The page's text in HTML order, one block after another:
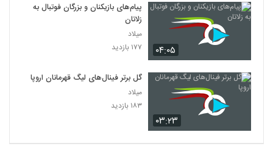
۰۴:۰۵
پیام‌های بازیکنان و بزرگان فوتبال به
زلاتان
میلاد
۱۷۷ بازدید
۰۳:۲۳
گل برتر فینال‌های لیگ قهرمانان اروپا
میلاد
۱۸۳ بازدید